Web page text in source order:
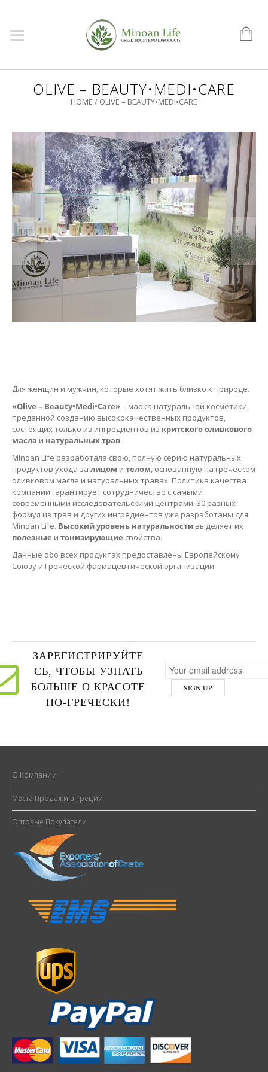
OLIVE – BEAUTY•MEDI•CARE
HOME / OLIVE – BEAUTY•MEDI•CARE
Для женщин и мужчин, которые хотят жить близко к природе.
«Olive – Beauty•Medi•Care»– марка натуральной косметики,
преданной созданию высококачественных продуктов,
состоящих только из ингредиентов из критского оливкового
масла и натуральных трав.
Minoan Life разработала свою, полную серию натуральных
продуктов ухода за лицом и телом, основанную на греческом
оливковом масле и натуральных травах. Политика качества
компании гарантирует сотрудничество с самыми
современными исследовательскими центрами. 30 разных
формул из трав и других ингредиентов уже разработаны для
Minoan Life. Высокий уровень натуральности выделяет их
полезные и тонизирующие свойства.
Данные обо всех продуктах предоставлены Европейскому
Союзу и Греческой фармацевтической организации.
ЗАРЕГИСТРИРУЙТЕ
СЬ, ЧТОБЫ УЗНАТЬ
БОЛЬШЕ О КРАСОТЕ
ПО-ГРЕЧЕСКИ!
О Компании
Места Продажи в Греции
Оптовые Покупатели